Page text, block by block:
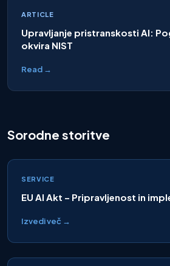
ARTICLE
Upravljanje pristranskosti AI:
okvira NIST
Read →
Sorodne storitve
SERVICE
EU AI Akt – Pripravljenost in
Izvedi več →